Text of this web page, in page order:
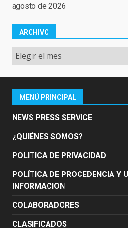
agosto de 2026
ARCHIVO
Archivo
MENÚ PRINCIPAL
NEWS PRESS SERVICE
¿QUIÉNES SOMOS?
POLITICA DE PRIVACIDAD
POLÍTICA DE PROCEDENCIA Y
INFORMACION
COLABORADORES
CLASIFICADOS